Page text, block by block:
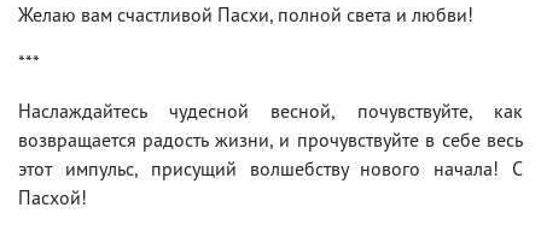
Желаю вам счастливой Пасхи, полной света и любви!
***
Наслаждайтесь чудесной весной, почувствуйте, как
возвращается радость жизни, и прочувствуйте в себе весь
этот импульс, присущий волшебству нового начала! С
Пасхой!